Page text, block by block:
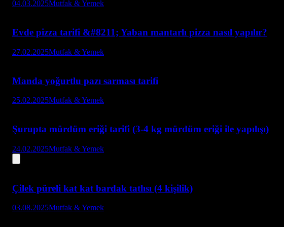
04.03.2025Mutfak & Yemek
Evde pizza tarifi &#8211; Yaban mantarlı pizza nasıl yapılır?
27.02.2025Mutfak & Yemek
Manda yoğurtlu pazı sarması tarifi
25.02.2025Mutfak & Yemek
Şurupta mürdüm eriği tarifi (3-4 kg mürdüm eriği ile yapılışı)
24.02.2025Mutfak & Yemek
Çilek püreli kat kat bardak tatlısı (4 kişilik)
03.08.2025Mutfak & Yemek